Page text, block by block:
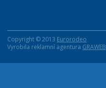
Copyright © 2013 Eurorodeo
Vyrobila reklamní agentura GRAWEB